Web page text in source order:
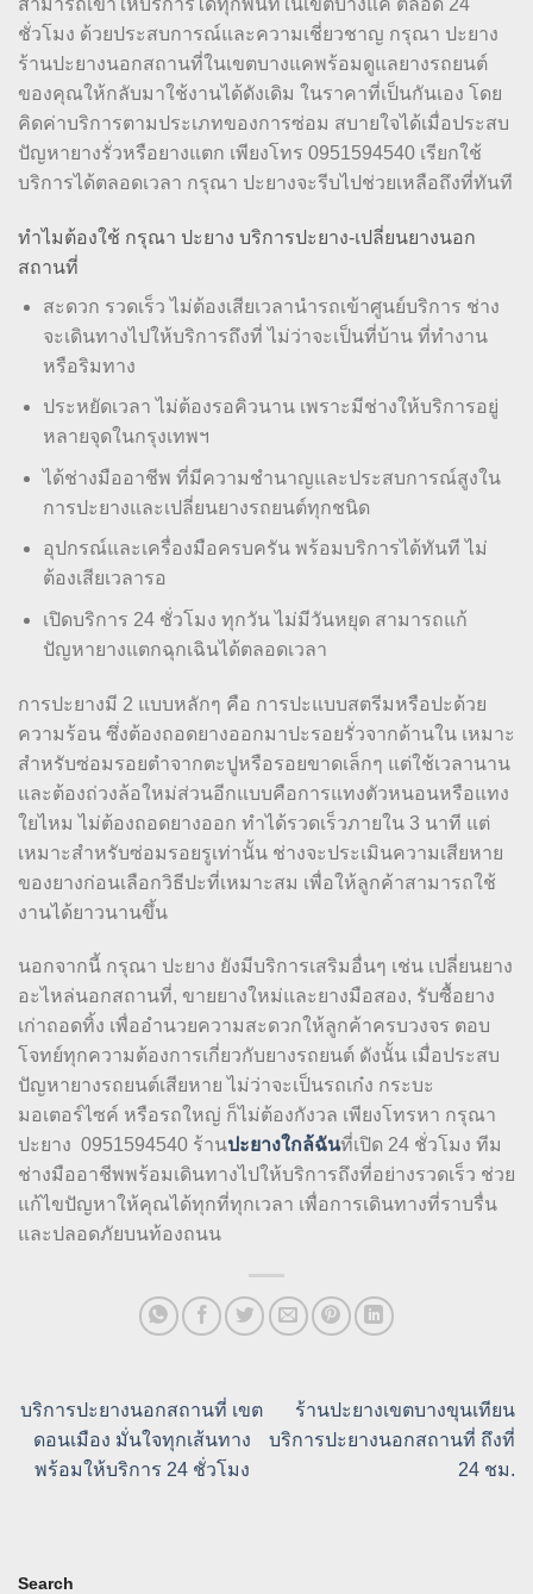
ชั่วโมง ด้วยประสบการณ์และความเชี่ยวชาญ กรุณา ปะยาง
ร้านปะยางนอกสถานที่ในเขตบางแคพร้อมดูแลยางรถยนต์
ของคุณให้กลับมาใช้งานได้ดังเดิม ในราคาที่เป็นกันเอง โดย
คิดค่าบริการตามประเภทของการซ่อม สบายใจได้เมื่อประสบ
ปัญหายางรั่วหรือยางแตก เพียงโทร 0951594540 เรียกใช้
บริการได้ตลอดเวลา กรุณา ปะยางจะรีบไปช่วยเหลือถึงที่ทันที
ทำไมต้องใช้ กรุณา ปะยาง บริการปะยาง-เปลี่ยนยางนอก
สถานที่
สะดวก รวดเร็ว ไม่ต้องเสียเวลานำรถเข้าศูนย์บริการ ช่าง
จะเดินทางไปให้บริการถึงที่ ไม่ว่าจะเป็นที่บ้าน ที่ทำงาน
หรือริมทาง
ประหยัดเวลา ไม่ต้องรอคิวนาน เพราะมีช่างให้บริการอยู่
หลายจุดในกรุงเทพฯ
ได้ช่างมืออาชีพ ที่มีความชำนาญและประสบการณ์สูงใน
การปะยางและเปลี่ยนยางรถยนต์ทุกชนิด
อุปกรณ์และเครื่องมือครบครัน พร้อมบริการได้ทันที ไม่
ต้องเสียเวลารอ
เปิดบริการ 24 ชั่วโมง ทุกวัน ไม่มีวันหยุด สามารถแก้
ปัญหายางแตกฉุกเฉินได้ตลอดเวลา
การปะยางมี 2 แบบหลักๆ คือ การปะแบบสตรีมหรือปะด้วย
ความร้อน ซึ่งต้องถอดยางออกมาปะรอยรั่วจากด้านใน เหมาะ
สำหรับซ่อมรอยตำจากตะปูหรือรอยขาดเล็กๆ แต่ใช้เวลานาน
และต้องถ่วงล้อใหม่ส่วนอีกแบบคือการแทงตัวหนอนหรือแทง
ใยไหม ไม่ต้องถอดยางออก ทำได้รวดเร็วภายใน 3 นาที แต่
เหมาะสำหรับซ่อมรอยรูเท่านั้น ช่างจะประเมินความเสียหาย
ของยางก่อนเลือกวิธีปะที่เหมาะสม เพื่อให้ลูกค้าสามารถใช้
งานได้ยาวนานขึ้น
นอกจากนี้ กรุณา ปะยาง ยังมีบริการเสริมอื่นๆ เช่น เปลี่ยนยาง
อะไหล่นอกสถานที่, ขายยางใหม่และยางมือสอง, รับซื้อยาง
เก่าถอดทิ้ง เพื่ออำนวยความสะดวกให้ลูกค้าครบวงจร ตอบ
โจทย์ทุกความต้องการเกี่ยวกับยางรถยนต์ ดังนั้น เมื่อประสบ
ปัญหายางรถยนต์เสียหาย ไม่ว่าจะเป็นรถเก๋ง กระบะ
มอเตอร์ไซค์ หรือรถใหญ่ ก็ไม่ต้องกังวล เพียงโทรหา กรุณา
ปะยาง 0951594540 ร้านปะยางใกล้ฉันที่เปิด 24 ชั่วโมง ทีม
ช่างมืออาชีพพร้อมเดินทางไปให้บริการถึงที่อย่างรวดเร็ว ช่วย
แก้ไขปัญหาให้คุณได้ทุกที่ทุกเวลา เพื่อการเดินทางที่ราบรื่น
และปลอดภัยบนท้องถนน
บริการปะยางนอกสถานที่ เขต
ดอนเมือง มั่นใจทุกเส้นทาง
พร้อมให้บริการ 24 ชั่วโมง
ร้านปะยางเขตบางขุนเทียน
บริการปะยางนอกสถานที่ ถึงที่
24 ชม.
Search